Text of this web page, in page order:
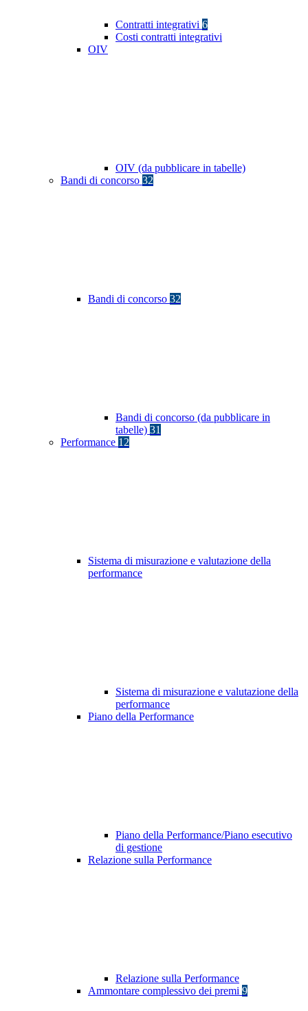
Contratti integrativi 6
Costi contratti integrativi
OIV
OIV (da pubblicare in tabelle)
Bandi di concorso 32
Bandi di concorso 32
Bandi di concorso (da pubblicare in
tabelle) 31
Performance 12
Sistema di misurazione e valutazione della
performance
Sistema di misurazione e valutazione della
performance
Piano della Performance
Piano della Performance/Piano esecutivo
di gestione
Relazione sulla Performance
Relazione sulla Performance
Ammontare complessivo dei premi 9